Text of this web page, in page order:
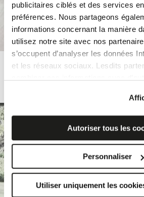
publicitaires ciblés et des services
préférences. Nous partageons
informations concernant la manière
utilisez notre site avec nos
s’occupent d’analyser les données
et les réseaux sociaux. Lesdits
Si vous souhaitez en savoir
consentement à tous les cookies, ou
seulement,cliquez ici. Le
cookies ». Si vous ne voulez pas de
vous pouvez refuser le
« Refusez ».
Autoriser tous les
Personnaliser
Utiliser uniquement les
ASTRUM
Carreaux De Sol Modernes